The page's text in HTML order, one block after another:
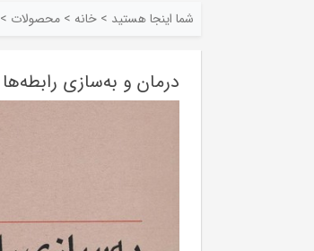
شما اینجا هستید > خانه > محصولات >
درمان و به‌سازی رابطه‌ها